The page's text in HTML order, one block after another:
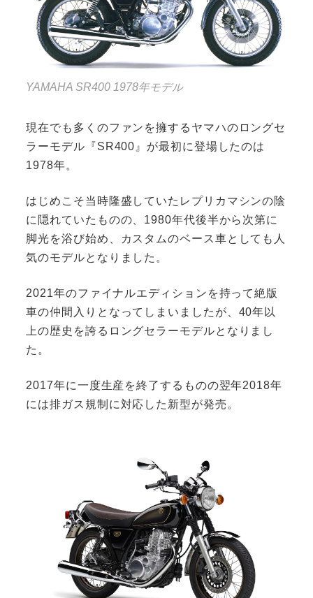
YAMAHA SR400 1978年モデル
現在でも多くのファンを擁するヤマハのロングセ
ラーモデル『SR400』が最初に登場したのは
1978年。
はじめこそ当時隆盛していたレプリカマシンの陰
に隠れていたものの、1980年代後半から次第に
脚光を浴び始め、カスタムのベース車としても人
気のモデルとなりました。
2021年のファイナルエディションを持って絶版
車の仲間入りとなってしまいましたが、40年以
上の歴史を誇るロングセラーモデルとなりまし
た。
2017年に一度生産を終了するものの翌年2018年
には排ガス規制に対応した新型が発売。